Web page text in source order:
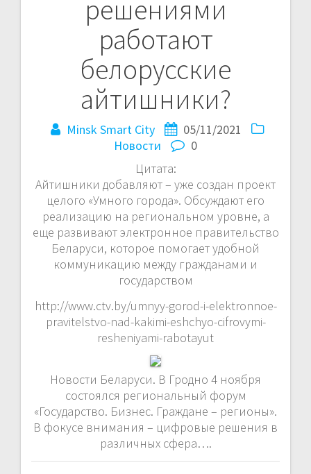
решениями
работают
белорусские
айтишники?
Minsk Smart City
05/11/2021
Новости
0
Цитата:
Айтишники добавляют – уже создан проект
целого «Умного города». Обсуждают его
реализацию на региональном уровне, а
еще развивают электронное правительство
Беларуси, которое помогает удобной
коммуникацию между гражданами и
государством
http://www.ctv.by/umnyy-gorod-i-elektronnoe-
pravitelstvo-nad-kakimi-eshchyo-cifrovymi-
resheniyami-rabotayut
Новости Беларуси. В Гродно 4 ноября
состоялся региональный форум
«Государство. Бизнес. Граждане – регионы».
В фокусе внимания – цифровые решения в
различных сфера….